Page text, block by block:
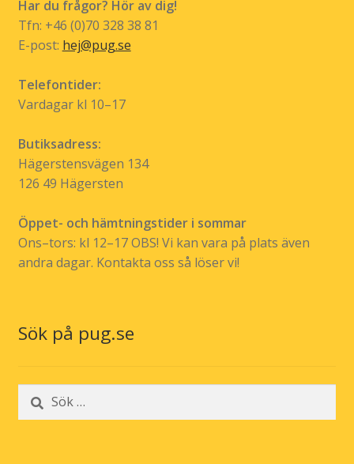
Har du frågor? Hör av dig!
Tfn: +46 (0)70 328 38 81
E-post: hej@pug.se
Telefontider:
Vardagar kl 10–17
Butiksadress:
Hägerstensvägen 134
126 49 Hägersten
Öppet- och hämtningstider i sommar
Ons–tors: kl 12–17 OBS! Vi kan vara på plats även
andra dagar. Kontakta oss så löser vi!
Sök på pug.se
Sök
efter: